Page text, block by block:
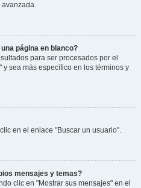
página en blanco?
para ser procesados por el
sea más específico en los términos y
en el enlace "Buscar un usuario".
mensajes y temas?
clic en "Mostrar sus mensajes" en el